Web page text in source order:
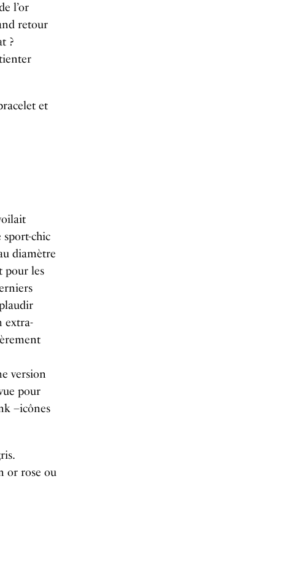
l’or
retour
?
et
sport-chic
diamètre
pour les
extra-
version
pour
–icônes
or rose ou